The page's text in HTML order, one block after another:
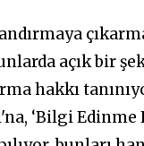
açık bir
hakkı
‘Bilgi